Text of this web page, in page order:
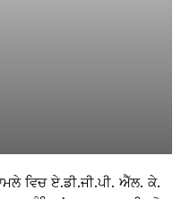
ਵਿਚ ਏ.ਡੀ.ਜੀ.ਪੀ. ਐੱਲ. ਕੇ.